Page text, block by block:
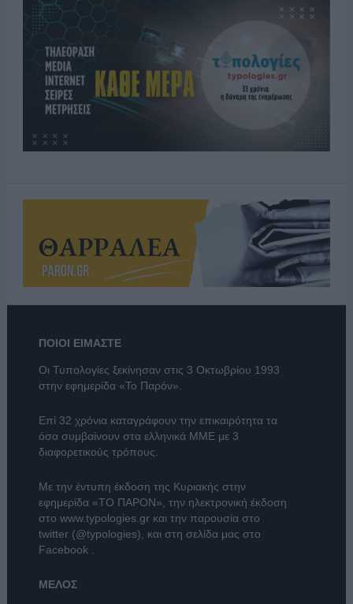
ΠΟΙΟΙ ΕΙΜΑΣΤΕ
Οι Τυπολογίες ξεκίνησαν στις 3 Οκτωβρίου 1993
στην εφημερίδα «Το Παρόν».
Επί 32 χρόνια καταγράφουν την επικαιρότητα τα
όσα συμβαίνουν στα ελληνικά ΜΜΕ με 3
διαφορετικούς τρόπους.
Με την έντυπη έκδοση της Κυριακής στην
εφημερίδα «ΤΟ ΠΑΡΟΝ», την ηλεκτρονική έκδοση
στο www.typologies.grκαι την παρουσία στο
twitter (@typologies), και στη σελίδα μας στο
Facebook .
ΜΕΛΟΣ